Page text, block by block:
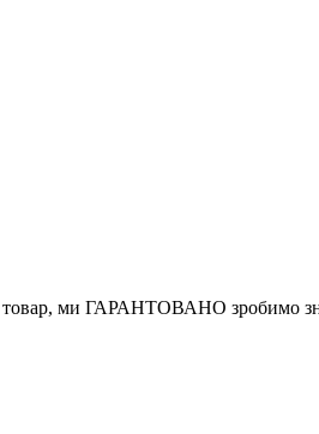
товар, ми ГАРАНТОВАНО зробимо